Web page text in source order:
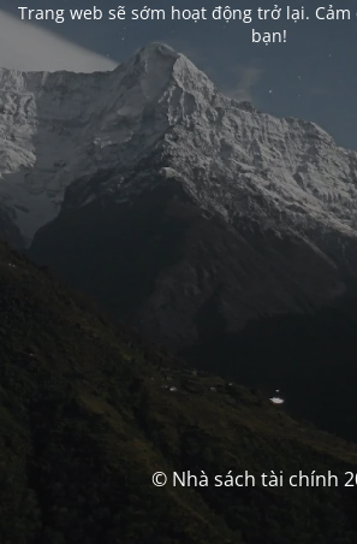
Trang web sẽ sớm hoạt động trở lại.
bạn!
© Nhà sách tài chính